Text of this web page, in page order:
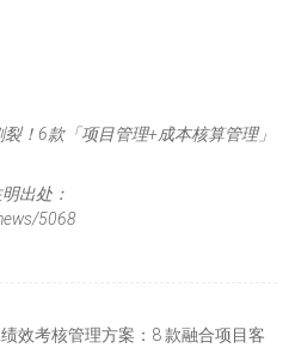
！6款「项目管理+成本核算管理」
出处：
5068
效考核管理方案：8 款融合项目客